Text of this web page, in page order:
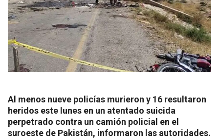
Al menos nueve policías murieron y 16 resultaron
heridos este lunes en un atentado suicida
perpetrado contra un camión policial en el
suroeste de Pakistán, informaron las autoridades.